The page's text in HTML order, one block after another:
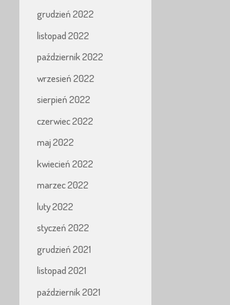
grudzień 2022
listopad 2022
październik 2022
wrzesień 2022
sierpień 2022
czerwiec 2022
maj 2022
kwiecień 2022
marzec 2022
luty 2022
styczeń 2022
grudzień 2021
listopad 2021
październik 2021